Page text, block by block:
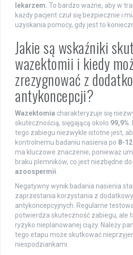
lekarzem. To bardzo ważne, aby w
każdy pacjent czuł się bezpiecznie i
uzyskania pomocy, gdy jest to
Jakie są wskaźniki
wazektomii i kiedy
zrezygnować z
antykoncepcji?
Wazektomia charakteryzuje się
skutecznością, sięgającą około 99,9%
tego zabiegu niezwykle istotne jest,
kontrolnemu badaniu nasienia po 8-
ma kluczowe znaczenie, ponieważ
braku plemników, co jest niezbędne
azoospermii
Negatywny wynik badania nasienia
zaprzestania korzystania z
antykoncepcyjnych. Regularne
potwierdza skuteczność zabiegu, ale
ryzyko nieplanowanej ciąży. Należy
tego etapu może skutkować
niespodziankami.